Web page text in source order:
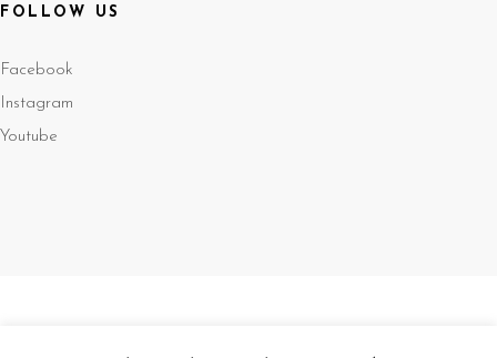
FOLLOW US
Facebook
Instagram
Youtube